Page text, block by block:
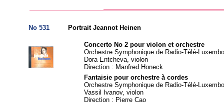
No 531 Portrait Jeannot Heinen
Concerto No 2 pour violon et orchestre
Orchestre Symphonique de Radio-Télé-
Dora Entcheva, violon
Direction : Manfred Honeck
Fantaisie pour orchestre à cordes
Orchestre Symphonique de Radio-Télé-
Vassil Ivanov, violon
Direction : Pierre Cao